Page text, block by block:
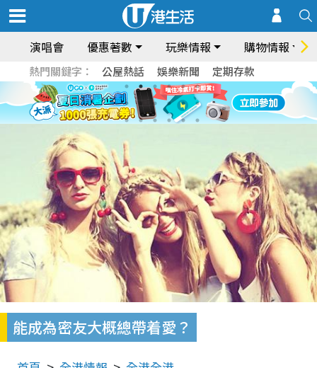
演唱會 優惠著數 玩樂情報 購物情報
熱門關鍵字： 公屋熱話 娛樂新聞 定期存款
能成為密友大概總帶着愛？